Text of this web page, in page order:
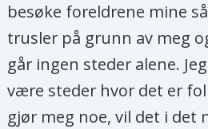
besøke foreldrene mine
trusler på grunn av meg
går ingen steder alene.
være steder hvor det er
gjør meg noe, vil det i